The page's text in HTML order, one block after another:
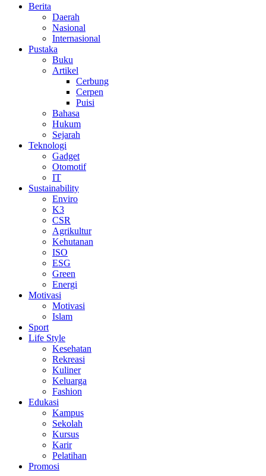
Berita
Daerah
Nasional
Internasional
Pustaka
Buku
Artikel
Cerbung
Cerpen
Puisi
Bahasa
Hukum
Sejarah
Teknologi
Gadget
Otomotif
IT
Sustainability
Enviro
K3
CSR
Agrikultur
Kehutanan
ISO
ESG
Green
Energi
Motivasi
Motivasi
Islam
Sport
Life Style
Kesehatan
Rekreasi
Kuliner
Keluarga
Fashion
Edukasi
Kampus
Sekolah
Kursus
Karir
Pelatihan
Promosi